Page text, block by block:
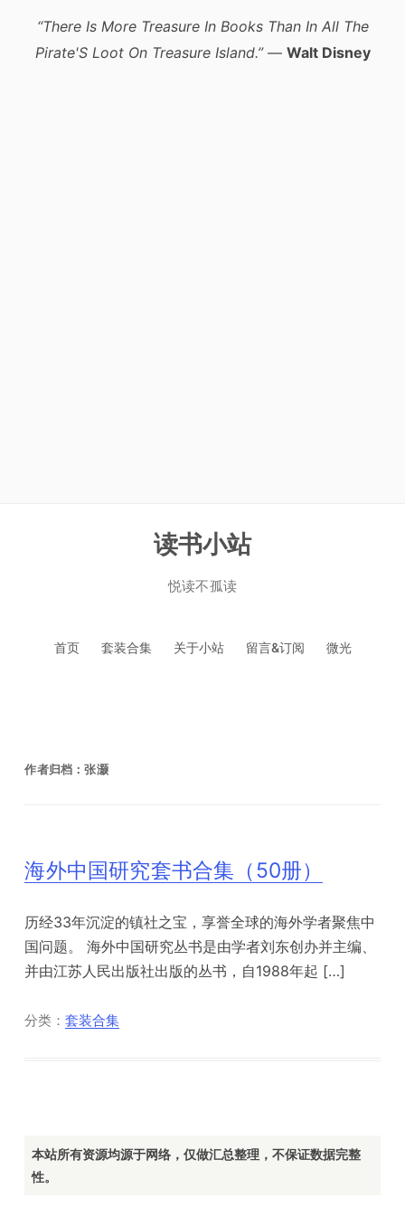
“There Is More Treasure In Books Than In All The
Pirate'S Loot On Treasure Island.”— Walt Disney
读书小站
悦读不孤读
首页 套装合集 关于小站 留言&订阅 微光
作者归档：张灏
海外中国研究套书合集（50册）
历经33年沉淀的镇社之宝，享誉全球的海外学者聚焦中
国问题。 海外中国研究丛书是由学者刘东创办并主编、
并由江苏人民出版社出版的丛书，自1988年起 […]
分类：套装合集
本站所有资源均源于网络，仅做汇总整理，不保证数据完整
性。